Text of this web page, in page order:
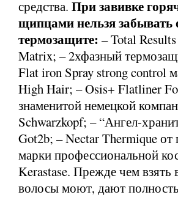
средства. При завивке
щипцами нельзя забывать
термозащите: – Total
Matrix; – 2хфазный
Flat iron Spray strong control
High Hair; – Osis+ Flatliner
знаменитой немецкой
Schwarzkopf; – “Ангел-
Got2b; – Nectar Thermique
марки профессиональной
Kerastase. Прежде чем взять
волосы моют, дают